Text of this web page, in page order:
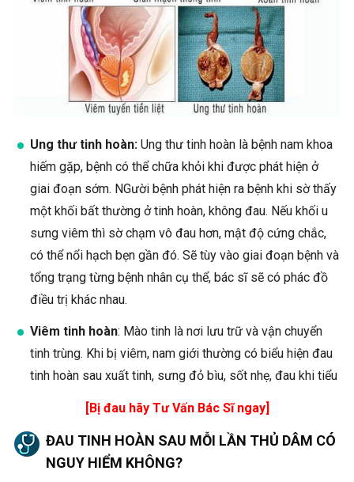
Ung thư tinh hoàn:Ung thư tinh hoàn là bệnh nam khoa
hiếm gặp, bệnh có thể chữa khỏi khi được phát hiện ở
giai đoạn sớm. NGười bệnh phát hiện ra bệnh khi sờ thấy
một khối bất thường ở tinh hoàn, không đau. Nếu khối u
sưng viêm thì sờ chạm vô đau hơn, mật độ cứng chắc,
có thể nổi hạch bẹn gần đó. Sẽ tùy vào giai đoạn bệnh và
tổng trạng từng bệnh nhân cụ thể, bác sĩ sẽ có phác đồ
điều trị khác nhau.
Viêm tinh hoàn: Mào tinh là nơi lưu trữ và vận chuyển
tinh trùng. Khi bị viêm, nam giới thường có biểu hiện đau
tinh hoàn sau xuất tinh, sưng đỏ bìu, sốt nhẹ, đau khi tiểu
[Bị đau hãy Tư Vấn Bác Sĩ ngay]
ĐAU TINH HOÀN SAU MỖI LẦN THỦ DÂM CÓ
NGUY HIỂM KHÔNG?